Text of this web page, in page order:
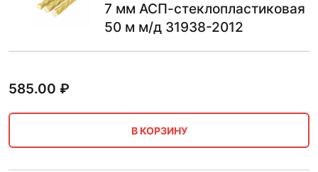
7 мм АСП-стеклопластиковая
50 м м/д 31938-2012
585.00 ₽
В КОРЗИНУ